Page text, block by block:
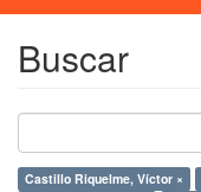
Buscar
Castillo Riquelme, Víctor ×